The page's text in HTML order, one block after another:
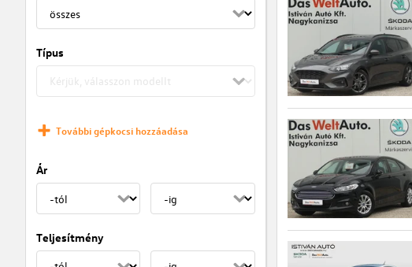
Típus
További gépkocsi hozzáadása
Ár
Teljesítmény